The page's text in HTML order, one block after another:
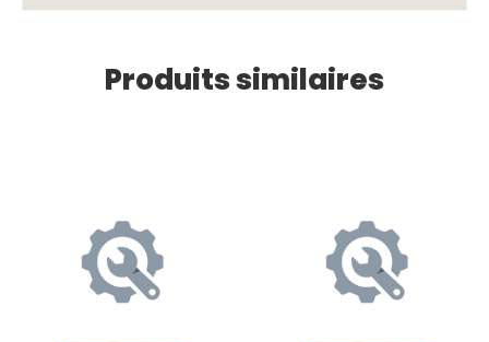
Produits similaires